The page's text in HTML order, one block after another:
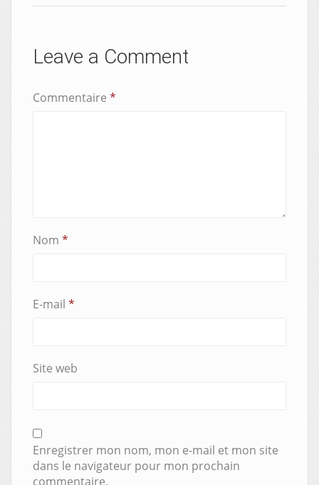
Leave a Comment
Commentaire *
Nom *
E-mail *
Site web
Enregistrer mon nom, mon e-mail et mon site
dans le navigateur pour mon prochain
commentaire.